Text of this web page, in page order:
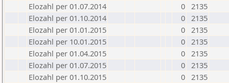
Elozahl per 01.07.2014
0 2135
Elozahl per 01.10.2014
0 2135
Elozahl per 01.01.2015
0 2135
Elozahl per 10.01.2015
0 2135
Elozahl per 01.04.2015
0 2135
Elozahl per 01.07.2015
0 2135
Elozahl per 01.10.2015
0 2135